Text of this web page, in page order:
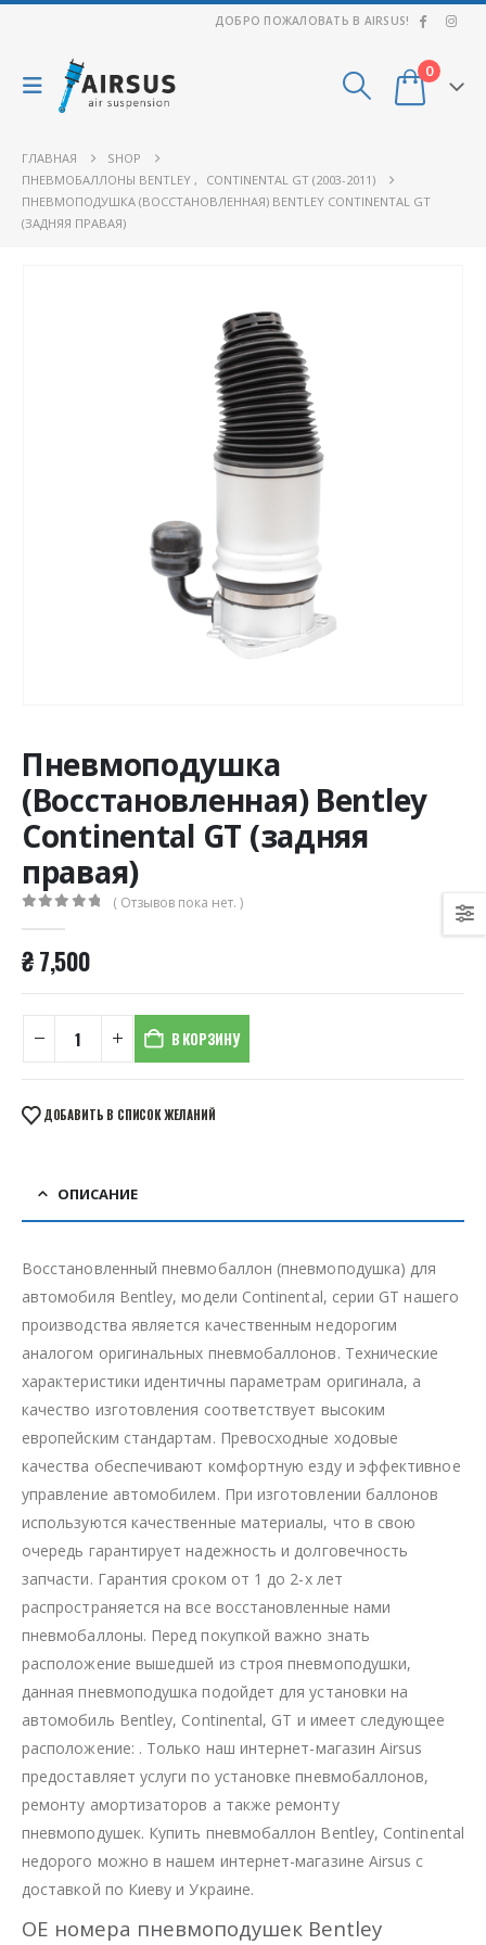
ДОБРО ПОЖАЛОВАТЬ В AIRSUS!
0
ГЛАВНАЯ
SHOP
ПНЕВМОБАЛЛОНЫ BENTLEY ,
CONTINENTAL GT (2003-2011)
ПНЕВМОПОДУШКА (ВОССТАНОВЛЕННАЯ) BENTLEY CONTINENTAL GT
(ЗАДНЯЯ ПРАВАЯ)
Пневмоподушка
(Восстановленная) Bentley
Continental GT (задняя
правая)
( Отзывов пока нет. )
₴7,500
В КОРЗИНУ
ДОБАВИТЬ В СПИСОК ЖЕЛАНИЙ
ОПИСАНИЕ
Восстановленный пневмобаллон (пневмоподушка) для
автомобиля Bentley, модели Continental, серии GT нашего
производства является качественным недорогим
аналогом оригинальных пневмобаллонов. Технические
характеристики идентичны параметрам оригинала, а
качество изготовления соответствует высоким
европейским стандартам. Превосходные ходовые
качества обеспечивают комфортную езду и эффективное
управление автомобилем. При изготовлении баллонов
используются качественные материалы, что в свою
очередь гарантирует надежность и долговечность
запчасти. Гарантия сроком от 1 до 2-х лет
распространяется на все восстановленные нами
пневмобаллоны. Перед покупкой важно знать
расположение вышедшей из строя пневмоподушки,
данная пневмоподушка подойдет для установки на
автомобиль Bentley, Continental, GT и имеет следующее
расположение: . Только наш интернет-магазин Airsus
предоставляет услуги по установке пневмобаллонов,
ремонту амортизаторов а также ремонту
пневмоподушек. Купить пневмобаллон Bentley, Continental
недорого можно в нашем интернет-магазине Airsus с
доставкой по Киеву и Украине.
OE номера пневмоподушек Bentley